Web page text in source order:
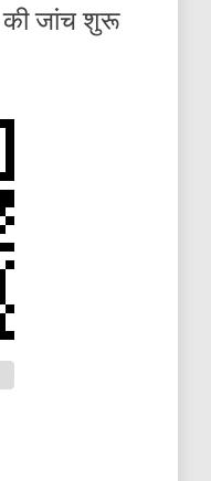
की जांच शुरू